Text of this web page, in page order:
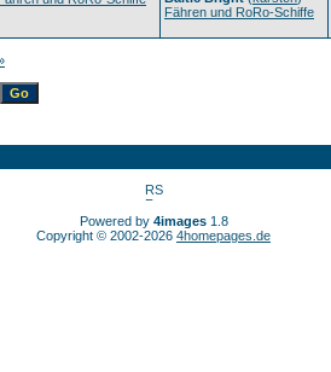
Fähren und RoRo-Schiffe
Powered by 4images1.8
Copyright © 2002-2026 4homepages.de